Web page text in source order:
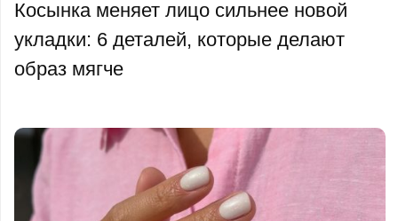
Косынка меняет лицо сильнее новой
укладки: 6 деталей, которые делают
образ мягче